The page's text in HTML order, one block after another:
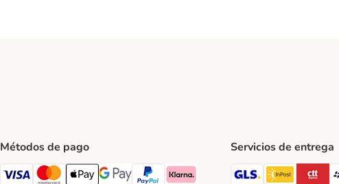
Métodos de pago Servicios de entrega
GLS Shipping
InPost